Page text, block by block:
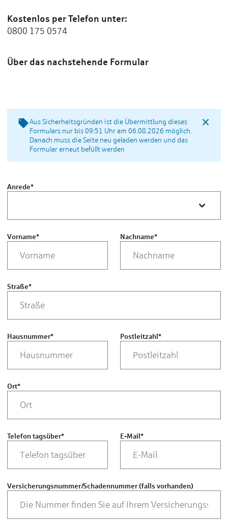
Kos­ten­los per Te­le­fon un­ter:
0800 175 0574
Über das nach­ste­hen­de For­mu­lar
Aus Sicherheitsgründen ist die Übermittlung dieses
Formulars nur bis 09:51 Uhr am 06.08.2026 möglich.
Danach muss die Seite neu geladen werden und das
Formular erneut befüllt werden
Anrede*
Vorname* Nachname*
Straße*
Hausnummer* Postleitzahl*
Ort*
Telefon tagsüber* E-Mail*
Versicherungsnummer/Schadennummer (falls vorhanden)